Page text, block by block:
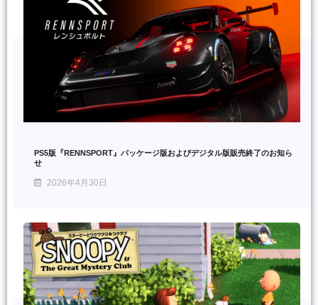
PS5版『RENNSPORT』パッケージ版およびデジタル版販売終了のお知ら
せ
2026年4月30日